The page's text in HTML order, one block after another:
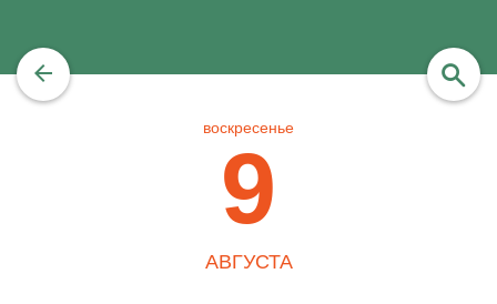
воскресенье
9
АВГУСТА